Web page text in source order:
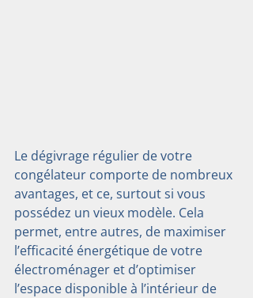
Le dégivrage régulier de votre
congélateur comporte de nombreux
avantages, et ce, surtout si vous
possédez un vieux modèle. Cela
permet, entre autres, de maximiser
l’efficacité énergétique de votre
électroménager et d’optimiser
l’espace disponible à l’intérieur de